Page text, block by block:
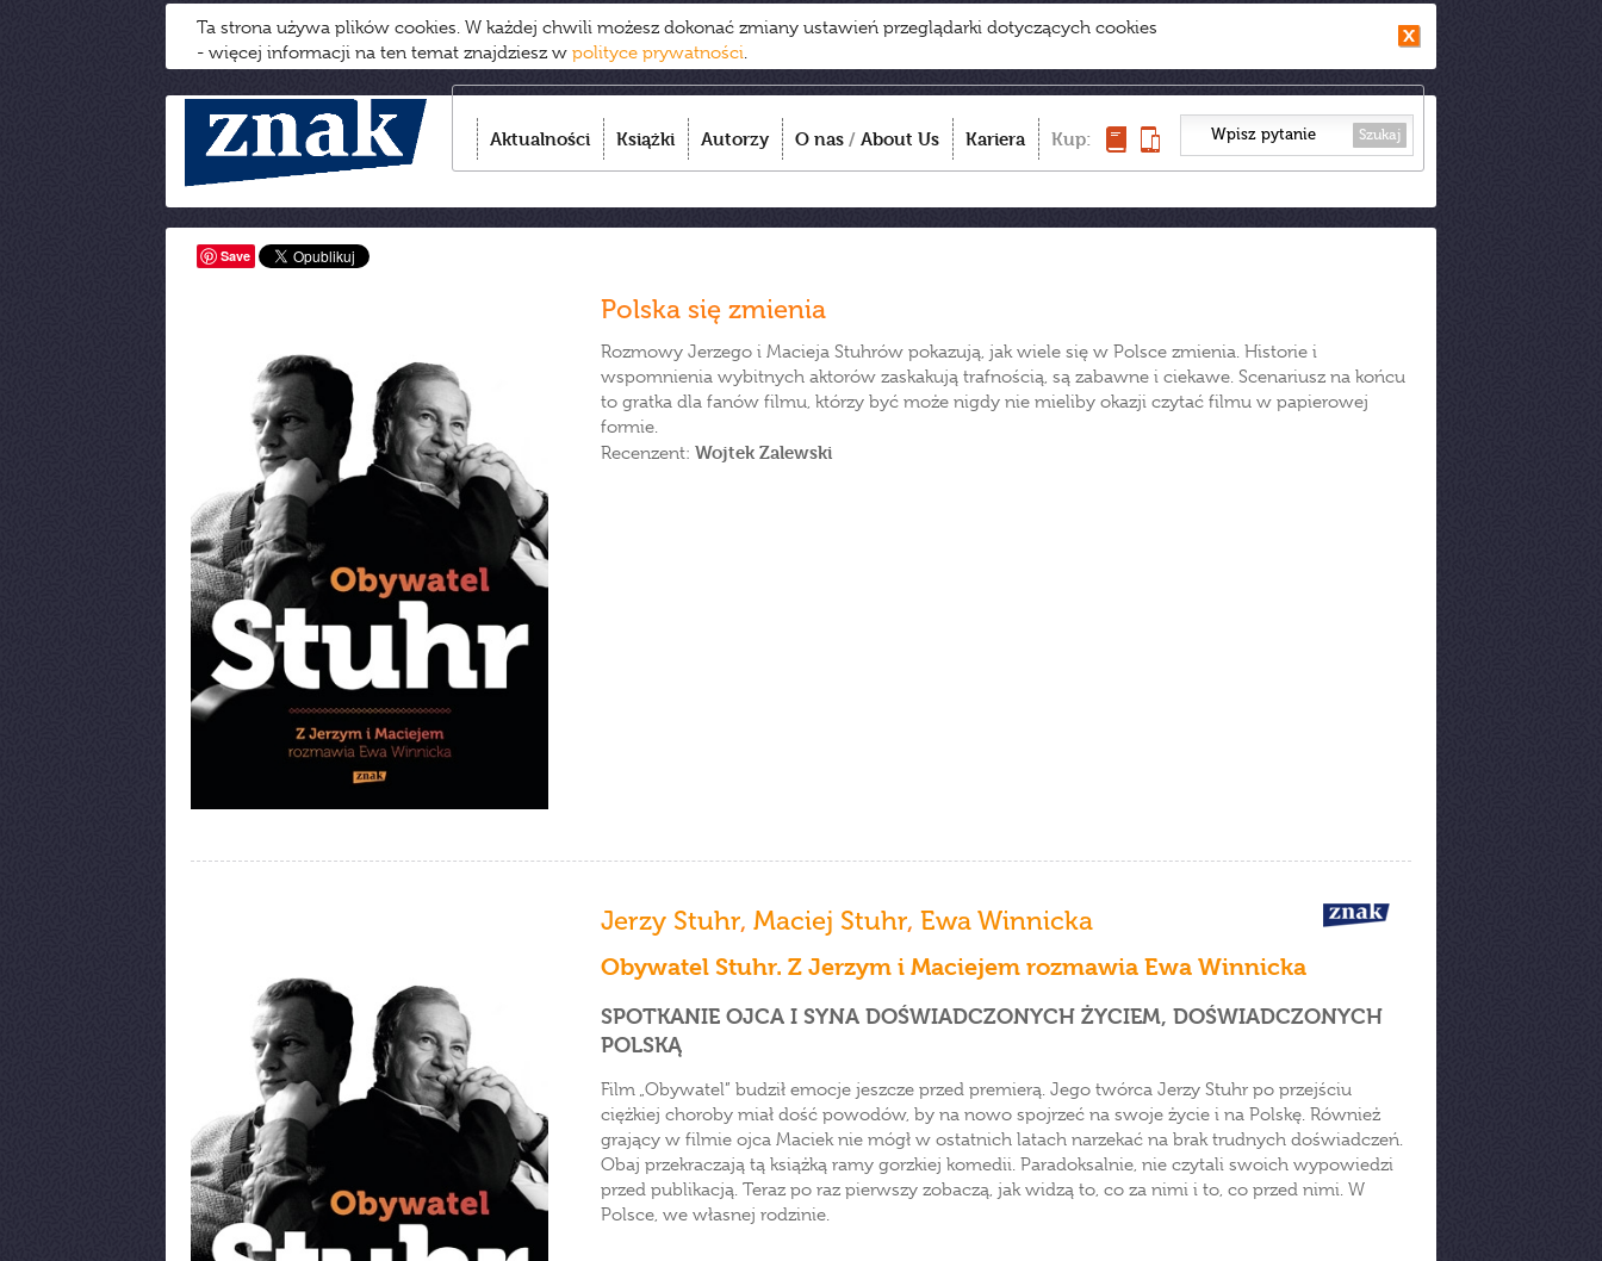
Ta strona używa plików cookies. W każdej chwili możesz dokonać zmiany ustawień przeglądarki dotyczących cookies
- więcej informacji na ten temat znajdziesz w polityce prywatności.
Aktualności Książki Autorzy O nas / About Us Kariera Kup: Szukaj
Save
Polska się zmienia
Rozmowy Jerzego i Macieja Stuhrów pokazują, jak wiele się w Polsce zmienia. Historie i
wspomnienia wybitnych aktorów zaskakują trafnością, są zabawne i ciekawe. Scenariusz na końcu
to gratka dla fanów filmu, którzy być może nigdy nie mieliby okazji czytać filmu w papierowej
formie.
Recenzent: Wojtek Zalewski
Jerzy Stuhr, Maciej Stuhr, Ewa Winnicka
Obywatel Stuhr. Z Jerzym i Maciejem rozmawia Ewa Winnicka
SPOTKANIE OJCA I SYNA DOŚWIADCZONYCH ŻYCIEM, DOŚWIADCZONYCH
POLSKĄ
Film „Obywatel” budził emocje jeszcze przed premierą. Jego twórca Jerzy Stuhr po przejściu
ciężkiej choroby miał dość powodów, by na nowo spojrzeć na swoje życie i na Polskę. Również
grający w filmie ojca Maciek nie mógł w ostatnich latach narzekać na brak trudnych doświadczeń.
Obaj przekraczają tą książką ramy gorzkiej komedii. Paradoksalnie, nie czytali swoich wypowiedzi
przed publikacją. Teraz po raz pierwszy zobaczą, jak widzą to, co za nimi i to, co przed nimi. W
Polsce, we własnej rodzinie.